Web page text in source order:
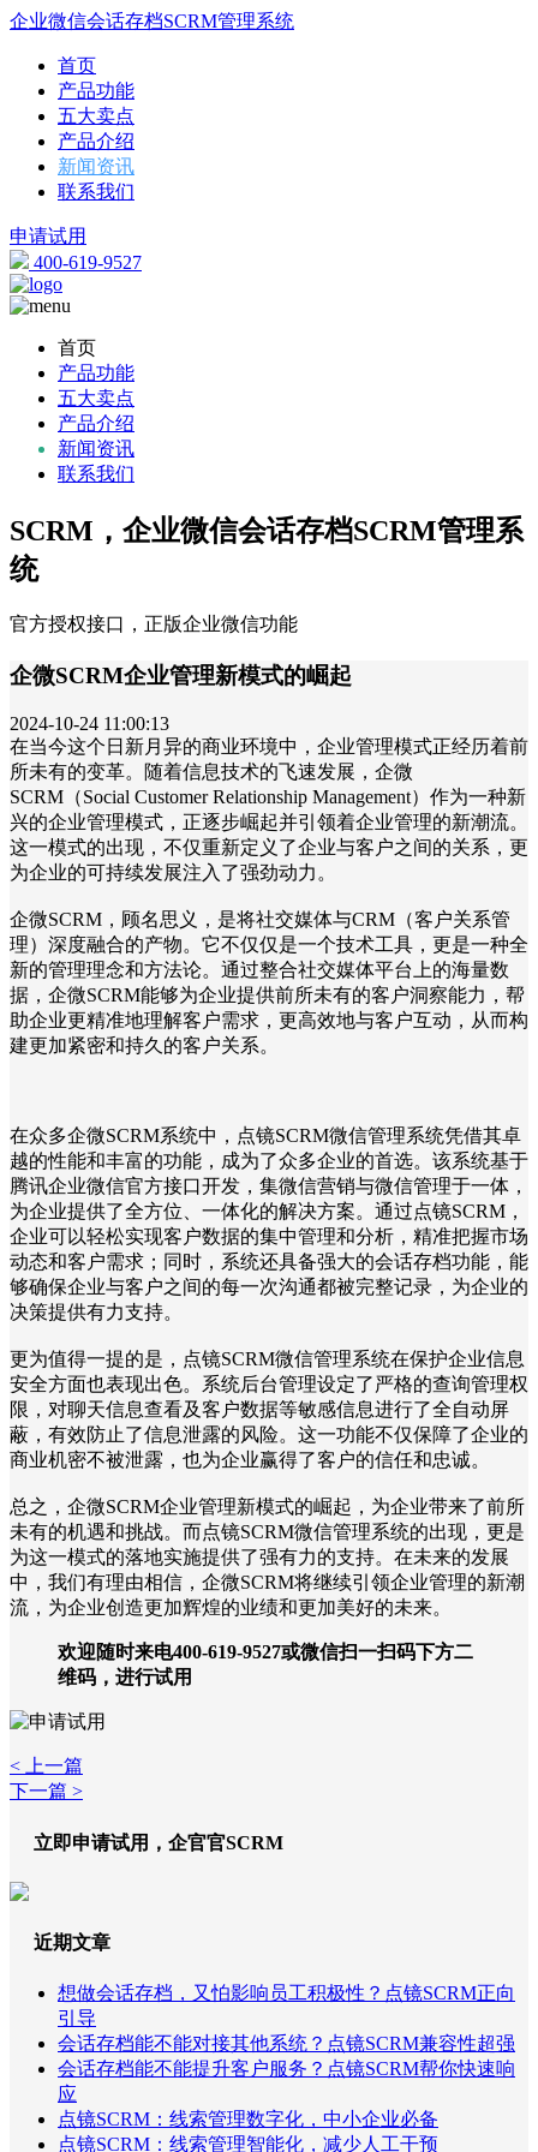
企业微信会话存档SCRM管理系统
首页
产品功能
五大卖点
产品介绍
新闻资讯
联系我们
申请试用
400-619-9527
首页
产品功能
五大卖点
产品介绍
新闻资讯
联系我们
SCRM，企业微信会话存档SCRM管理系
统
官方授权接口，正版企业微信功能
企微SCRM企业管理新模式的崛起
2024-10-24 11:00:13
在当今这个日新月异的商业环境中，企业管理模式正经历着前
所未有的变革。随着信息技术的飞速发展，企微
SCRM（Social Customer Relationship Management）作为一种新
兴的企业管理模式，正逐步崛起并引领着企业管理的新潮流。
这一模式的出现，不仅重新定义了企业与客户之间的关系，更
为企业的可持续发展注入了强劲动力。
企微SCRM，顾名思义，是将社交媒体与CRM（客户关系管
理）深度融合的产物。它不仅仅是一个技术工具，更是一种全
新的管理理念和方法论。通过整合社交媒体平台上的海量数
据，企微SCRM能够为企业提供前所未有的客户洞察能力，帮
助企业更精准地理解客户需求，更高效地与客户互动，从而构
建更加紧密和持久的客户关系。
在众多企微SCRM系统中，点镜SCRM微信管理系统凭借其卓
越的性能和丰富的功能，成为了众多企业的首选。该系统基于
腾讯企业微信官方接口开发，集微信营销与微信管理于一体，
为企业提供了全方位、一体化的解决方案。通过点镜SCRM，
企业可以轻松实现客户数据的集中管理和分析，精准把握市场
动态和客户需求；同时，系统还具备强大的会话存档功能，能
够确保企业与客户之间的每一次沟通都被完整记录，为企业的
决策提供有力支持。
更为值得一提的是，点镜SCRM微信管理系统在保护企业信息
安全方面也表现出色。系统后台管理设定了严格的查询管理权
限，对聊天信息查看及客户数据等敏感信息进行了全自动屏
蔽，有效防止了信息泄露的风险。这一功能不仅保障了企业的
商业机密不被泄露，也为企业赢得了客户的信任和忠诚。
总之，企微SCRM企业管理新模式的崛起，为企业带来了前所
未有的机遇和挑战。而点镜SCRM微信管理系统的出现，更是
为这一模式的落地实施提供了强有力的支持。在未来的发展
中，我们有理由相信，企微SCRM将继续引领企业管理的新潮
流，为企业创造更加辉煌的业绩和更加美好的未来。
欢迎随时来电400-619-9527或微信扫一扫码下方二
维码，进行试用
< 上一篇
下一篇 >
立即申请试用，企官官SCRM
近期文章
想做会话存档，又怕影响员工积极性？点镜SCRM正向
引导
会话存档能不能对接其他系统？点镜SCRM兼容性超强
会话存档能不能提升客户服务？点镜SCRM帮你快速响
应
点镜SCRM：线索管理数字化，中小企业必备
点镜SCRM：线索管理智能化，减少人工干预